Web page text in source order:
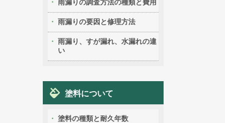
雨漏りの調査方法の種類と費用
雨漏りの要因と修理方法
雨漏り、すが漏れ、水漏れの違
い
塗料について
塗料の種類と耐久年数